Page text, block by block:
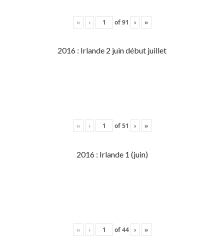
« ‹ of91 › »
2016 : Irlande 2 juin début juillet
« ‹ of51 › »
2016 : Irlande 1 (juin)
« ‹ of44 › »